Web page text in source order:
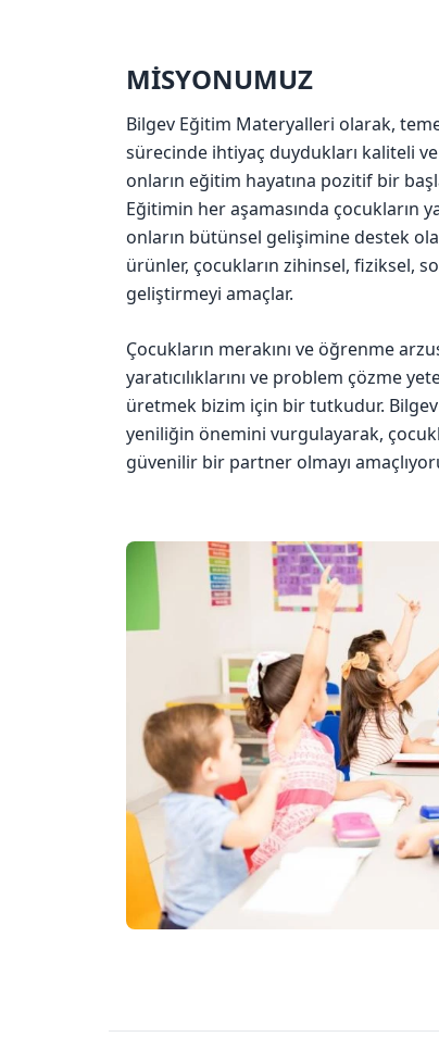
MİSYONUMUZ
Bilgev Eğitim Materyalleri olarak,
sürecinde ihtiyaç duydukları kaliteli
onların eğitim hayatına pozitif bir
Eğitimin her aşamasında çocukların
onların bütünsel gelişimine destek
ürünler, çocukların zihinsel, fiziksel,
geliştirmeyi amaçlar.
Çocukların merakını ve öğrenme
yaratıcılıklarını ve problem çözme
üretmek bizim için bir tutkudur.
yeniliğin önemini vurgulayarak,
güvenilir bir partner olmayı